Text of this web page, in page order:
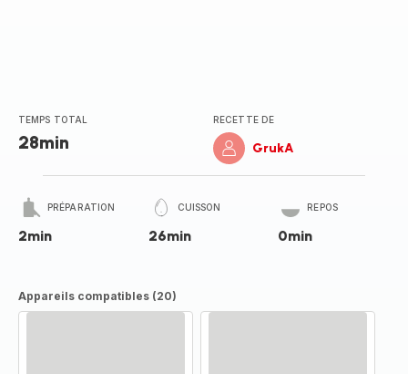
TEMPS TOTAL
28min
RECETTE DE
GrukA
PRÉPARATION
2min
CUISSON
26min
REPOS
0min
Appareils compatibles (20)